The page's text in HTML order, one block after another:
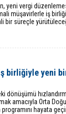
yeni vergi
müşavirlerle iş
bir süreçle
iş birliğiyle yeni
dönüşümü
amacıyla Orta
hayata